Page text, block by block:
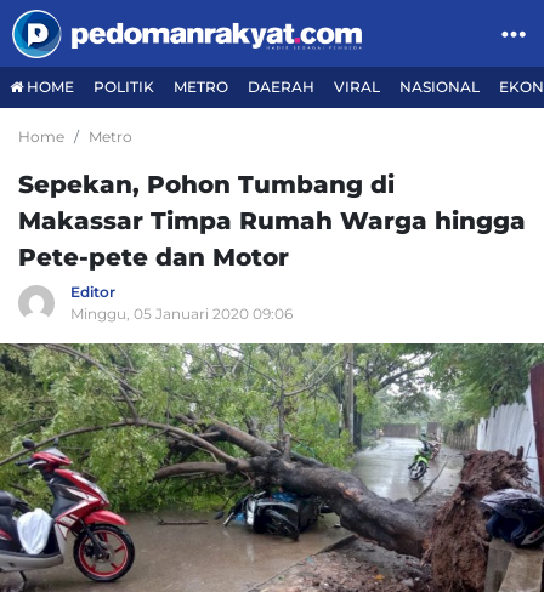
HOME POLITIK METRO DAERAH VIRAL NASIONAL
Home Metro
Sepekan, Pohon Tumbang di
Makassar Timpa Rumah Warga hingga
Pete-pete dan Motor
Editor
Minggu, 05 Januari 2020 09:06